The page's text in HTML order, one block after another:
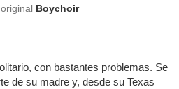
Boychoir
con bastantes problemas. Se
de su madre y, desde su Texas